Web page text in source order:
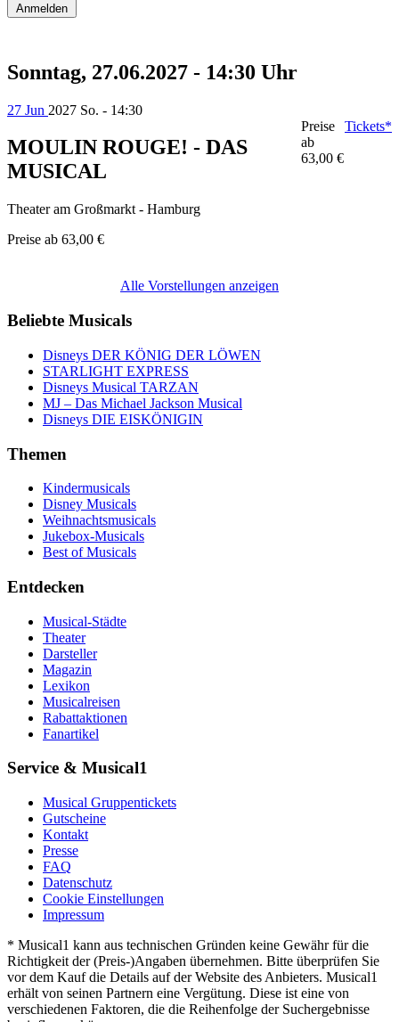
Anmelden
Sonntag, 27.06.2027 - 14:30 Uhr
27 Jun 2027 So. - 14:30
MOULIN ROUGE! - DAS
MUSICAL
Theater am Großmarkt - Hamburg
Preise ab 63,00 €
Preise
ab
63,00 €
Tickets*
Alle Vorstellungen anzeigen
Beliebte Musicals
Disneys DER KÖNIG DER LÖWEN
STARLIGHT EXPRESS
Disneys Musical TARZAN
MJ – Das Michael Jackson Musical
Disneys DIE EISKÖNIGIN
Themen
Kindermusicals
Disney Musicals
Weihnachtsmusicals
Jukebox-Musicals
Best of Musicals
Entdecken
Musical-Städte
Theater
Darsteller
Magazin
Lexikon
Musicalreisen
Rabattaktionen
Fanartikel
Service & Musical1
Musical Gruppentickets
Gutscheine
Kontakt
Presse
FAQ
Datenschutz
Cookie Einstellungen
Impressum
* Musical1 kann aus technischen Gründen keine Gewähr für die
Richtigkeit der (Preis-)Angaben übernehmen. Bitte überprüfen Sie
vor dem Kauf die Details auf der Website des Anbieters. Musical1
erhält von seinen Partnern eine Vergütung. Diese ist eine von
verschiedenen Faktoren, die die Reihenfolge der Suchergebnisse